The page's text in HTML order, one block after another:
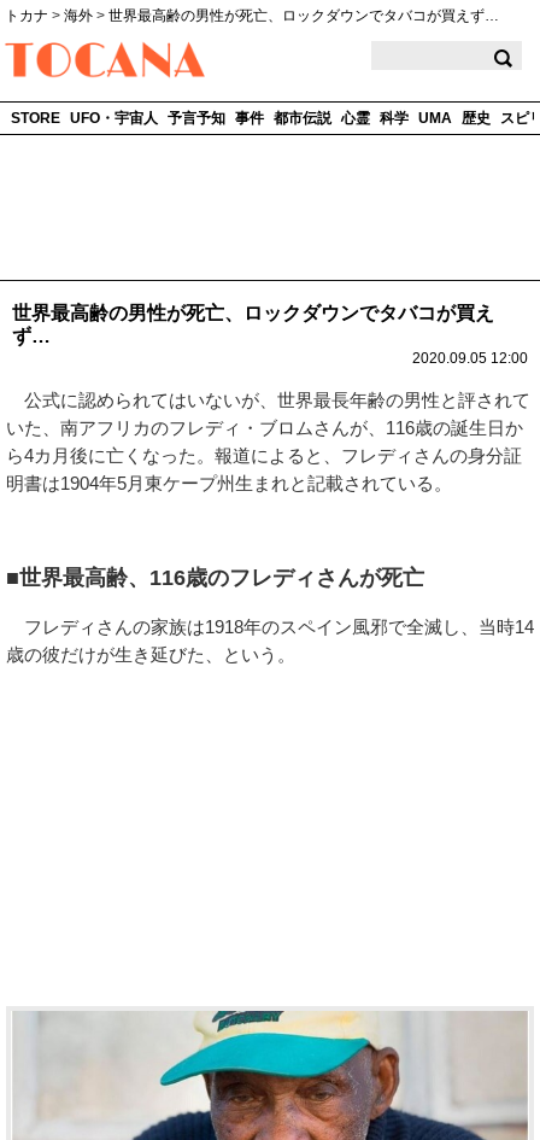
トカナ > 海外 > 世界最高齢の男性が死亡、ロックダウンでタバコが買えず…
STORE UFO・宇宙人 予言予知 事件 都市伝説 心霊 科学 UMA 歴史 スピ
世界最高齢の男性が死亡、ロックダウンでタバコが買え
ず…
2020.09.05 12:00
公式に認められてはいないが、世界最長年齢の男性と評されて
いた、南アフリカのフレディ・ブロムさんが、116歳の誕生日か
ら4カ月後に亡くなった。報道によると、フレディさんの身分証
明書は1904年5月東ケープ州生まれと記載されている。
■世界最高齢、116歳のフレディさんが死亡
フレディさんの家族は1918年のスペイン風邪で全滅し、当時14
歳の彼だけが生き延びた、という。